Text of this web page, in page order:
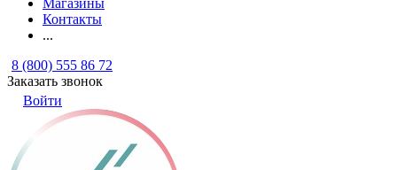
Магазины
Контакты
...
8 (800) 555 86 72
Заказать звонок
Войти